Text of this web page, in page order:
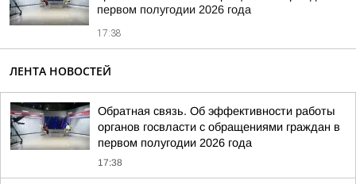
первом полугодии 2026 года
17:38
ЛЕНТА НОВОСТЕЙ
Обратная связь. Об эффективности работы
органов госвласти с обращениями граждан в
первом полугодии 2026 года
17:38